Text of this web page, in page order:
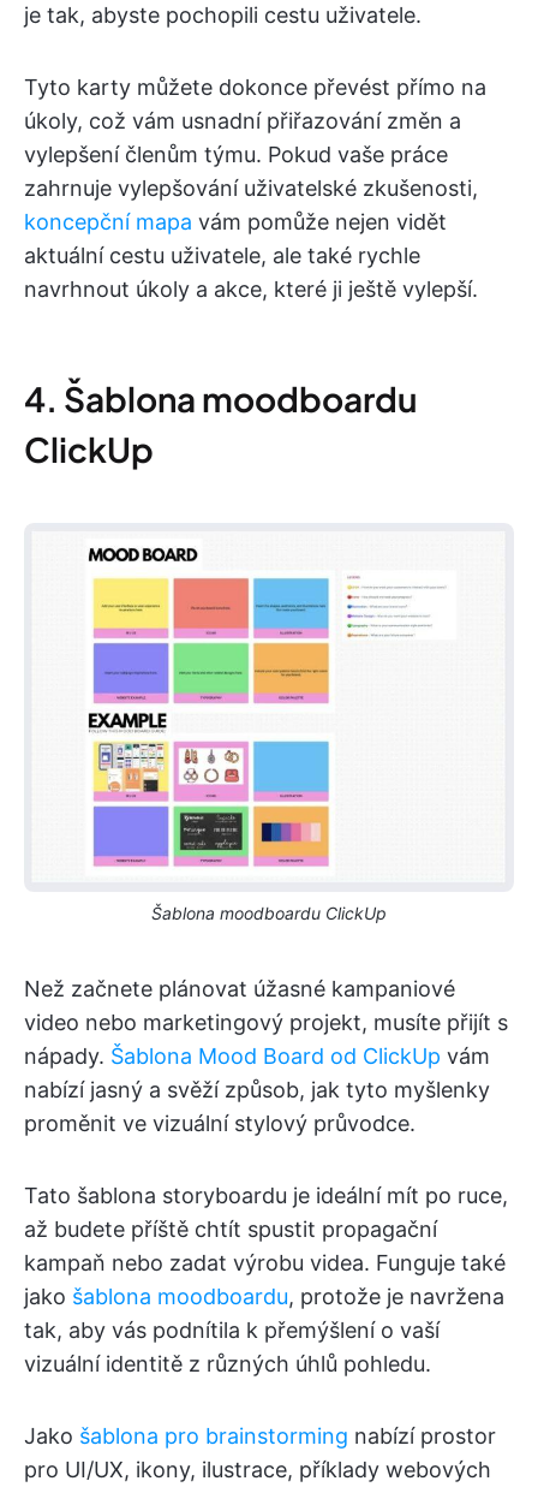
je tak, abyste pochopili cestu uživatele.
Tyto karty můžete dokonce převést přímo na
úkoly, což vám usnadní přiřazování změn a
vylepšení členům týmu. Pokud vaše práce
zahrnuje vylepšování uživatelské zkušenosti,
koncepční mapa vám pomůže nejen vidět
aktuální cestu uživatele, ale také rychle
navrhnout úkoly a akce, které ji ještě vylepší.
4. Šablona moodboardu
ClickUp
Šablona moodboardu ClickUp
Než začnete plánovat úžasné kampaniové
video nebo marketingový projekt, musíte přijít s
nápady. Šablona Mood Board od ClickUp vám
nabízí jasný a svěží způsob, jak tyto myšlenky
proměnit ve vizuální stylový průvodce.
Tato šablona storyboardu je ideální mít po ruce,
až budete příště chtít spustit propagační
kampaň nebo zadat výrobu videa. Funguje také
jako šablona moodboardu, protože je navržena
tak, aby vás podnítila k přemýšlení o vaší
vizuální identitě z různých úhlů pohledu.
Jako šablona pro brainstorming nabízí prostor
pro UI/UX, ikony, ilustrace, příklady webových